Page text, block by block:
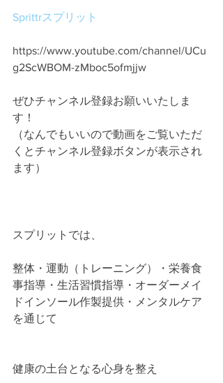
Sprittrスプリット
https://www.youtube.com/channel/UCu
g2ScWBOM-zMboc5ofmjjw
ぜひチャンネル登録お願いいたしま
す！
（なんでもいいので動画をご覧いただ
くとチャンネル登録ボタンが表示され
ます）
スプリットでは、
整体・運動（トレーニング）・栄養食
事指導・生活習慣指導・オーダーメイ
ドインソール作製提供・メンタルケア
を通じて
健康の土台となる心身を整え